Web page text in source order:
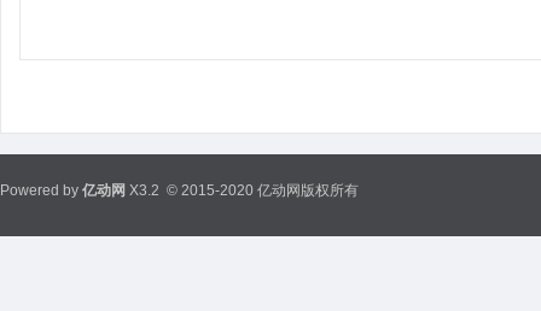
Powered by 亿动网 X3.2 © 2015-2020 亿动网版权所有